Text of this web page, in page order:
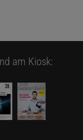
am Kiosk: